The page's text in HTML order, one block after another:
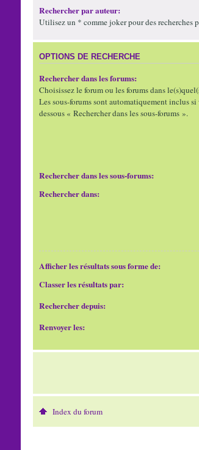
Rechercher par auteur:
Utilisez un * comme joker pour des recherches
OPTIONS DE RECHERCHE
Rechercher dans les forums:
Choisissez le forum ou les forums dans
Les sous-forums sont automatiquement inclus
dessous « Rechercher dans les sous-forums ».
Rechercher dans les sous-forums:
Rechercher dans:
Afficher les résultats sous forme de:
Classer les résultats par:
Rechercher depuis:
Renvoyer les:
Index du forum